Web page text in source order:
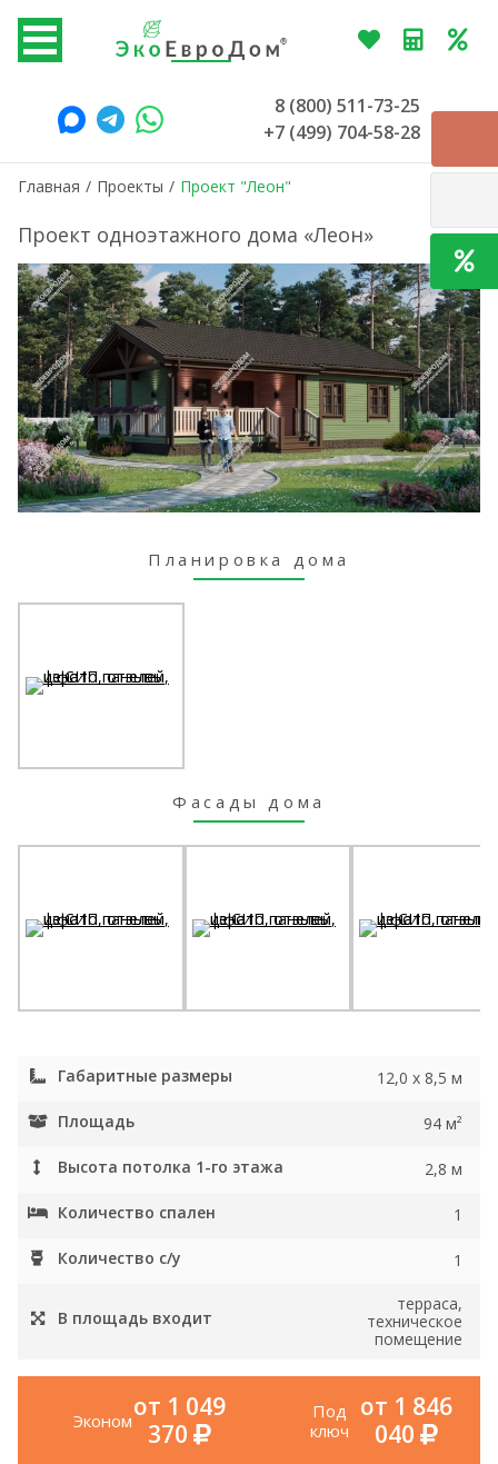
8 (800) 511-73-25
+7 (499) 704-58-28
Главная / Проекты / Проект "Леон"
Проект одноэтажного дома «Леон»
Планировка дома
Фасады дома
Габаритные размеры 12,0 х 8,5 м
Площадь 94 м²
Высота потолка 1-го этажа 2,8 м
Количество спален 1
Количество с/у 1
В площадь входит
терраса,
техническое
помещение
Экономот 1 049
370
Под
ключ
от 1 846
040